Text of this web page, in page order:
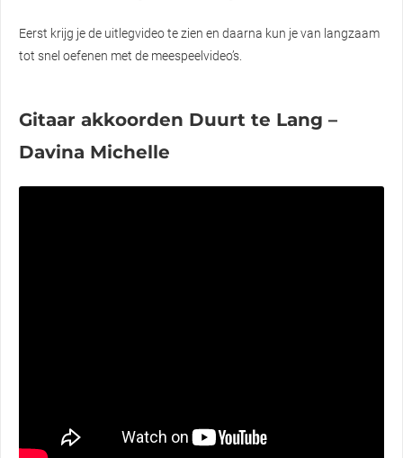
Eerst krijg je de uitlegvideo te zien en daarna kun je van langzaam
tot snel oefenen met de meespeelvideo’s.
Gitaar akkoorden Duurt te Lang –
Davina Michelle